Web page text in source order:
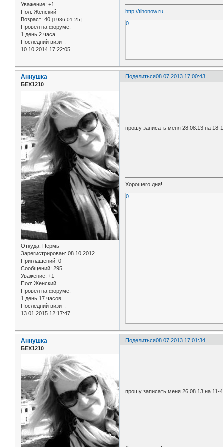
Уважение: +1
Пол: Женский
Возраст: 40 [1986-01-25]
Провел на форуме:
1 день 2 часа
Последний визит:
10.10.2014 17:22:05
http://tihonow.ru
0
Поделиться08.07.2013 17:00:43
Аннушка
БЕХ1210
Откуда: Пермь
Зарегистрирован: 08.10.2012
Приглашений: 0
Сообщений: 295
Уважение: +1
Пол: Женский
Провел на форуме:
1 день 17 часов
Последний визит:
13.01.2015 12:17:47
прошу записать меня 28.08.13 на 18-
Хорошего дня!
0
Поделиться08.07.2013 17:01:34
Аннушка
БЕХ1210
прошу записать меня 26.08.13 на 11-